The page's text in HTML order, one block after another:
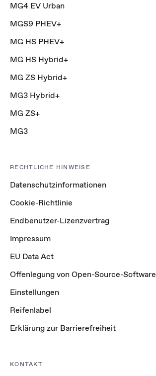
MG4 EV Urban
MGS9 PHEV+
MG HS PHEV+
MG HS Hybrid+
MG ZS Hybrid+
MG3 Hybrid+
MG ZS+
MG3
RECHTLICHE HINWEISE
Datenschutzinformationen
Cookie-Richtlinie
Endbenutzer-Lizenzvertrag
Impressum
EU Data Act
Offenlegung von Open-Source-Software
Einstellungen
Reifenlabel
Erklärung zur Barrierefreiheit
KONTAKT